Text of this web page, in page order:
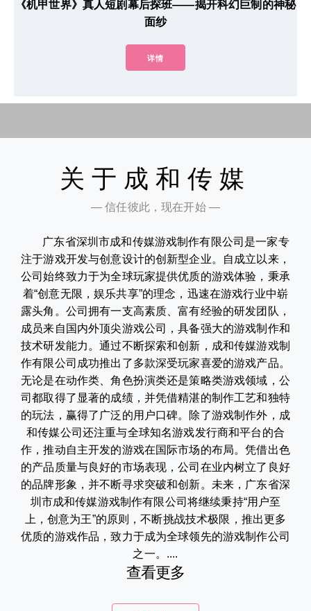
《机甲世界》真人短剧幕后探班——揭开科幻巨制的神秘
面纱
详情
关于成和传媒
— 信任彼此，现在开始 —
广东省深圳市成和传媒游戏制作有限公司是一家专
注于游戏开发与创意设计的创新型企业。自成立以来，
公司始终致力于为全球玩家提供优质的游戏体验，秉承
着“创意无限，娱乐共享”的理念，迅速在游戏行业中崭
露头角。公司拥有一支高素质、富有经验的研发团队，
成员来自国内外顶尖游戏公司，具备强大的游戏制作和
技术研发能力。通过不断探索和创新，成和传媒游戏制
作有限公司成功推出了多款深受玩家喜爱的游戏产品。
无论是在动作类、角色扮演类还是策略类游戏领域，公
司都取得了显著的成绩，并凭借精湛的制作工艺和独特
的玩法，赢得了广泛的用户口碑。除了游戏制作外，成
和传媒公司还注重与全球知名游戏发行商和平台的合
作，推动自主开发的游戏在国际市场的布局。凭借出色
的产品质量与良好的市场表现，公司在业内树立了良好
的品牌形象，并不断寻求突破和创新。未来，广东省深
圳市成和传媒游戏制作有限公司将继续秉持“用户至
上，创意为王”的原则，不断挑战技术极限，推出更多
优质的游戏作品，致力于成为全球领先的游戏制作公司
之一。....
查看更多